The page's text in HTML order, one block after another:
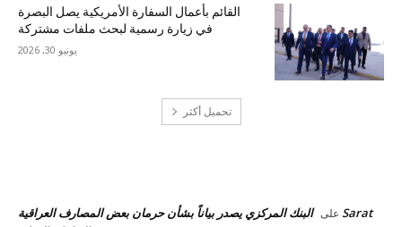
القائم بأعمال السفارة الأمريكية يصل البصرة
في زيارة رسمية لبحث ملفات مشتركة
يونيو 30, 2026
تحميل أكثر
Sarat على البنك المركزي يصدر بياناً بشأن حرمان بعض المصارف العراقية